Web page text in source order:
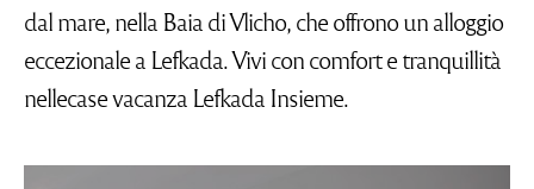
dal mare, nella Baia di Vlicho, che offrono un alloggio
eccezionale a Lefkada. Vivi con comfort e tranquillità
nellecase vacanza Lefkada Insieme.